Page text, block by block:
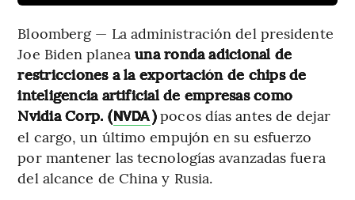
Bloomberg — La administración del presidente
Joe Biden planeauna ronda adicional de
restricciones a la exportación de chips de
inteligencia artificial de empresas como
Nvidia Corp. (NVDA)pocos días antes de dejar
el cargo, un último empujón en su esfuerzo
por mantener las tecnologías avanzadas fuera
del alcance de China y Rusia.